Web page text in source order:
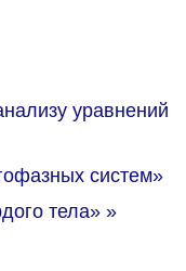
уравнений
систем»
тела» »